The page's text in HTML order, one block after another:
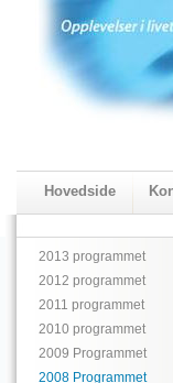
Hovedside
2018 Programmet
2013 programmet
2012 programmet
2011 programmet
2010 programmet
2009 Programmet
2008 Programmet